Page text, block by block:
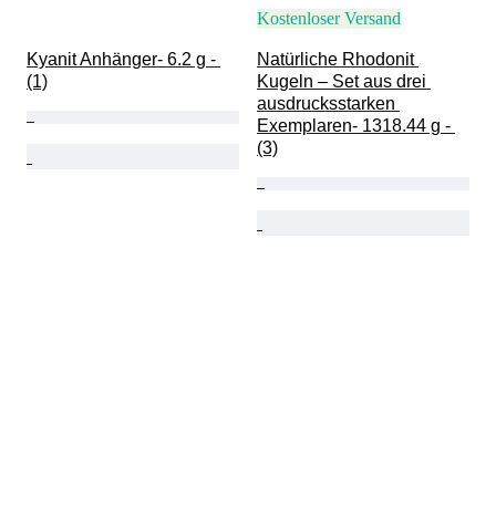
Kyanit Anhänger- 6.2 g -
(1)
Kostenloser Versand
Natürliche Rhodonit
Kugeln – Set aus drei
ausdrucksstarken
Exemplaren- 1318.44 g -
(3)